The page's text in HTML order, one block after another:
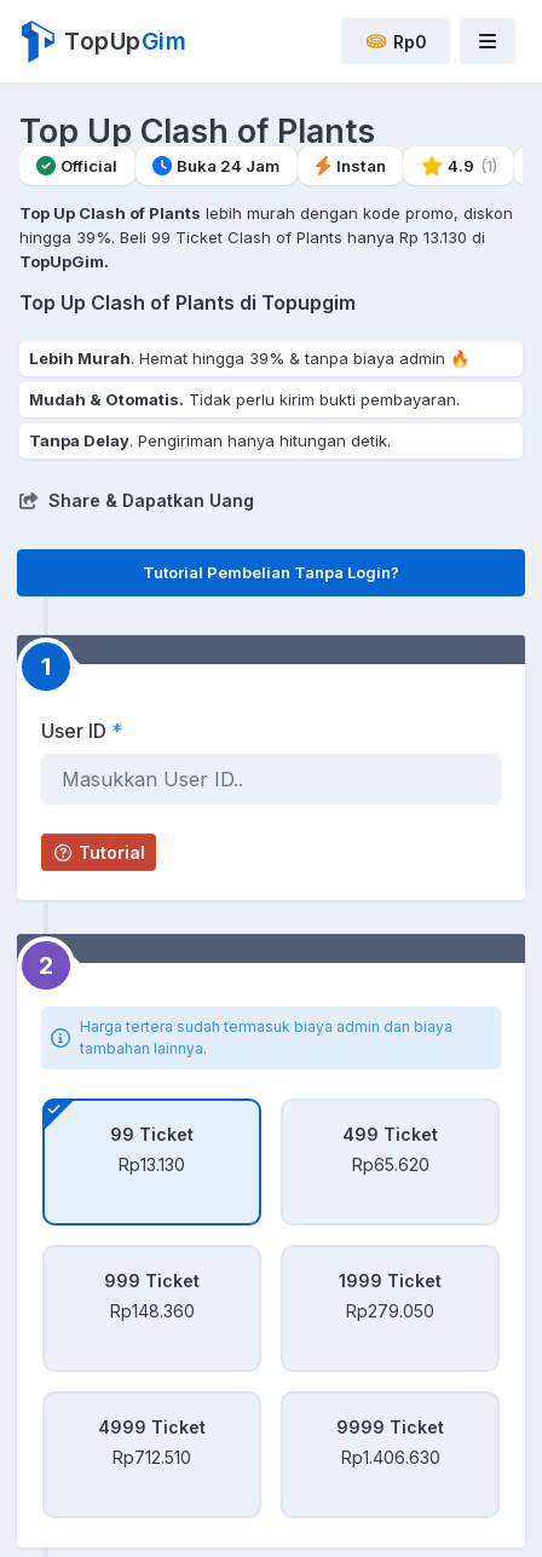
TopUpGim Rp0
Top Up Clash of Plants
Official Buka 24 Jam Instan 4.9 (1)
Top Up Clash of Plants lebih murah dengan kode promo, diskon
hingga 39%. Beli 99 Ticket Clash of Plants hanya Rp 13.130 di
TopUpGim.
Top Up Clash of Plants di Topupgim
Lebih Murah. Hemat hingga 39% & tanpa biaya admin 🔥
Mudah & Otomatis. Tidak perlu kirim bukti pembayaran.
Tanpa Delay. Pengiriman hanya hitungan detik.
Share & Dapatkan Uang
Tutorial Pembelian Tanpa Login?
1
User ID *
Tutorial
2
Harga tertera sudah termasuk biaya admin dan biaya
tambahan lainnya.
99 Ticket
Rp13.130
499 Ticket
Rp65.620
999 Ticket
Rp148.360
1999 Ticket
Rp279.050
4999 Ticket
Rp712.510
9999 Ticket
Rp1.406.630